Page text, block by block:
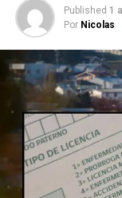
Published 1
Por Nicolas